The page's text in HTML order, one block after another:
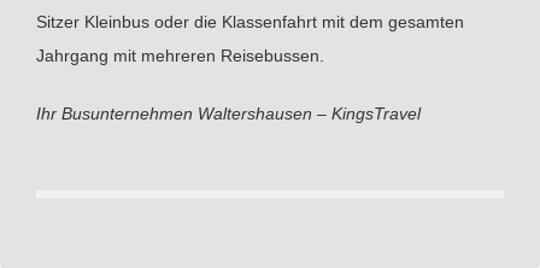
Sitzer Kleinbus oder die Klassenfahrt mit dem gesamten
Jahrgang mit mehreren Reisebussen.
Ihr Busunternehmen Waltershausen – KingsTravel